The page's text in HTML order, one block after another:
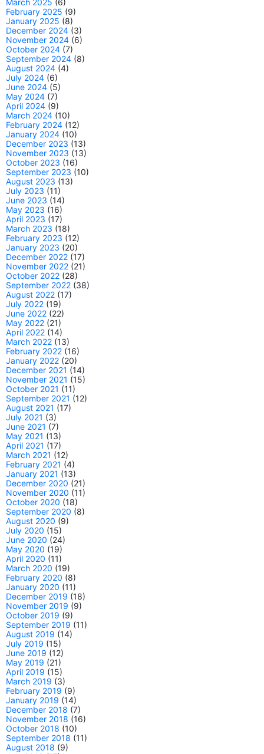
March 2025 (6)
February 2025 (9)
January 2025 (8)
December 2024 (3)
November 2024 (6)
October 2024 (7)
September 2024 (8)
August 2024 (4)
July 2024 (6)
June 2024 (5)
May 2024 (7)
April 2024 (9)
March 2024 (10)
February 2024 (12)
January 2024 (10)
December 2023 (13)
November 2023 (13)
October 2023 (16)
September 2023 (10)
August 2023 (13)
July 2023 (11)
June 2023 (14)
May 2023 (16)
April 2023 (17)
March 2023 (18)
February 2023 (12)
January 2023 (20)
December 2022 (17)
November 2022 (21)
October 2022 (28)
September 2022 (38)
August 2022 (17)
July 2022 (19)
June 2022 (22)
May 2022 (21)
April 2022 (14)
March 2022 (13)
February 2022 (16)
January 2022 (20)
December 2021 (14)
November 2021 (15)
October 2021 (11)
September 2021 (12)
August 2021 (17)
July 2021 (3)
June 2021 (7)
May 2021 (13)
April 2021 (17)
March 2021 (12)
February 2021 (4)
January 2021 (13)
December 2020 (21)
November 2020 (11)
October 2020 (18)
September 2020 (8)
August 2020 (9)
July 2020 (15)
June 2020 (24)
May 2020 (19)
April 2020 (11)
March 2020 (19)
February 2020 (8)
January 2020 (11)
December 2019 (18)
November 2019 (9)
October 2019 (9)
September 2019 (11)
August 2019 (14)
July 2019 (15)
June 2019 (12)
May 2019 (21)
April 2019 (15)
March 2019 (3)
February 2019 (9)
January 2019 (14)
December 2018 (7)
November 2018 (16)
October 2018 (10)
September 2018 (11)
August 2018 (9)